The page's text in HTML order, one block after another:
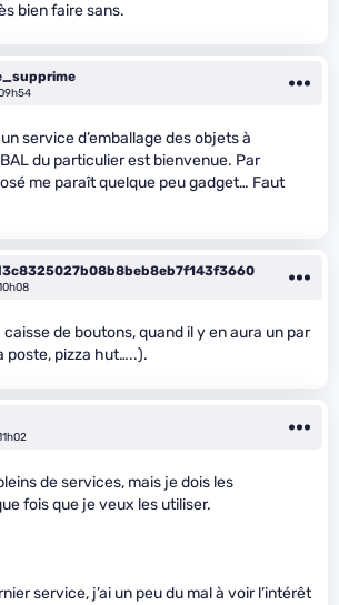
bien faire sans.
service d’emballage des objets à
du particulier est bienvenue. Par
me paraît quelque peu gadget… Faut
de boutons, quand il y en aura un par
poste, pizza hut…..).
de services, mais je dois les
fois que je veux les utiliser.
service, j’ai un peu du mal à voir l’intérêt